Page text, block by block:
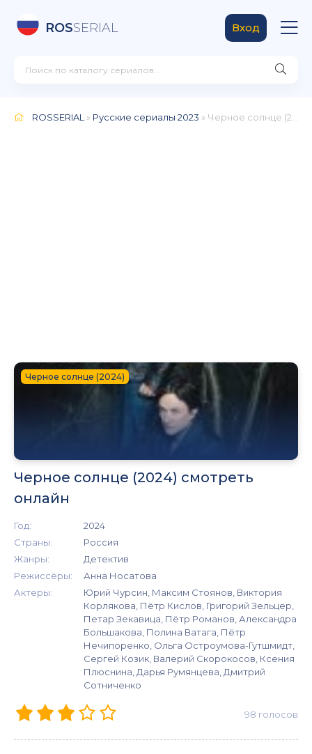
ROSSERIAL Вход
ROSSERIAL » Русские сериалы 2023 » Черное солнце (2024)
Черное солнце (2024)
Черное солнце (2024) смотреть
онлайн
Год:
2024
Страны:
Россия
Жанры:
Детектив
Режиссёры:
Анна Носатова
Актеры:
Юрий Чурсин, Максим Стоянов, Виктория
Корлякова, Пётр Кислов, Григорий Зельцер,
Петар Зекавица, Пётр Романов, Александра
Большакова, Полина Ватага, Пётр
Нечипоренко, Ольга Остроумова-Гутшмидт,
Сергей Козик, Валерий Скорокосов, Ксения
Плюснина, Дарья Румянцева, Дмитрий
Сотниченко
98 голосов